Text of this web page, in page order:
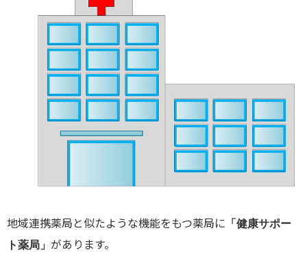
地域連携薬局と似たような機能をもつ薬局に 「健康サポー
ト薬局」 があります。